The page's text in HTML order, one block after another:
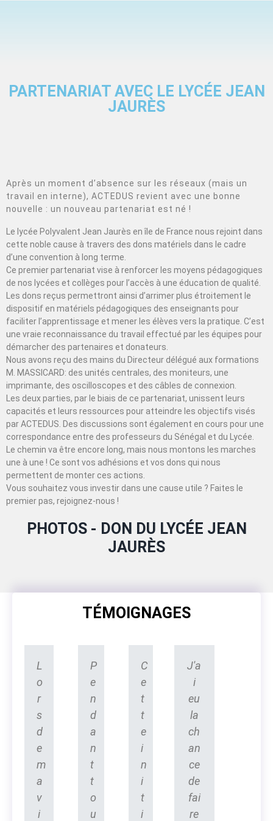
PARTENARIAT AVEC LE LYCÉE JEAN
JAURÈS
Après un moment d’absence sur les réseaux (mais un
travail en interne), ACTEDUS revient avec une bonne
nouvelle : un nouveau partenariat est né !
Le lycée Polyvalent Jean Jaurès en île de France nous rejoint dans
cette noble cause à travers des dons matériels dans le cadre
d’une convention à long terme.
Ce premier partenariat vise à renforcer les moyens pédagogiques
de nos lycées et collèges pour l’accès à une éducation de qualité.
Les dons reçus permettront ainsi d’arrimer plus étroitement le
dispositif en matériels pédagogiques des enseignants pour
faciliter l’apprentissage et mener les élèves vers la pratique. C’est
une vraie reconnaissance du travail effectué par les équipes pour
démarcher des partenaires et donateurs.
Nous avons reçu des mains du Directeur délégué aux formations
M. MASSICARD: des unités centrales, des moniteurs, une
imprimante, des oscilloscopes et des câbles de connexion.
Les deux parties, par le biais de ce partenariat, unissent leurs
capacités et leurs ressources pour atteindre les objectifs visés
par ACTEDUS. Des discussions sont également en cours pour une
correspondance entre des professeurs du Sénégal et du Lycée.
Le chemin va être encore long, mais nous montons les marches
une à une ! Ce sont vos adhésions et vos dons qui nous
permettent de monter ces actions.
Vous souhaitez vous investir dans une cause utile ? Faites le
premier pas, rejoignez-nous !
PHOTOS - DON DU LYCÉE JEAN
JAURÈS
TÉMOIGNAGES
L
o
r
s
d
e
m
a
v
i
P
e
n
d
a
n
t
t
o
u
C
e
t
t
e
i
n
i
t
i
J'a
i
eu
la
ch
an
ce
de
fai
re